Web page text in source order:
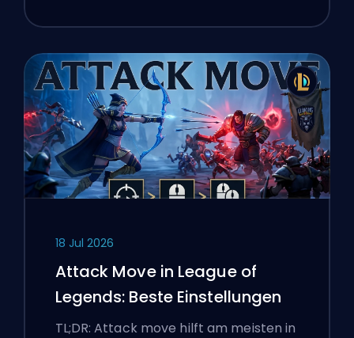
18 Jul 2026
Attack Move in League of
Legends: Beste Einstellungen
TL;DR: Attack move hilft am meisten in